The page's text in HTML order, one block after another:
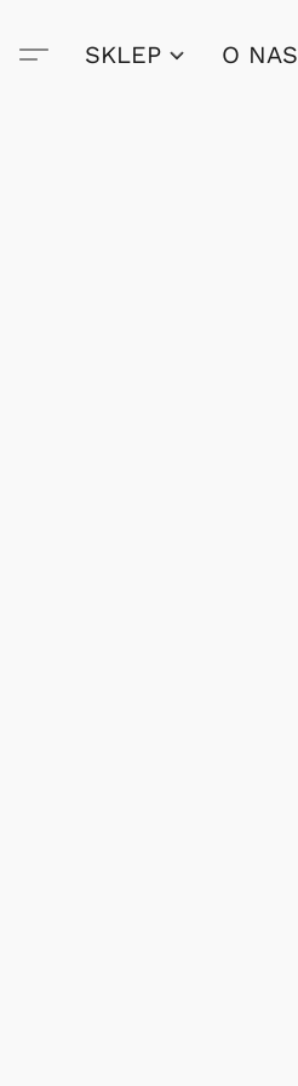
SKLEP O NAS